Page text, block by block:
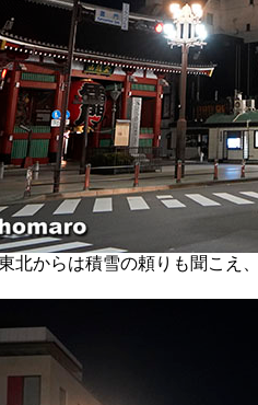
北からは積雪の頼りも聞こえ